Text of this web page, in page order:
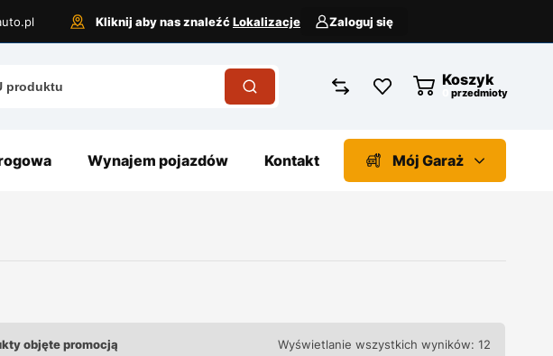
Kliknij aby nas znaleźćLokalizacje Zaloguj się
Koszyk
przedmioty
Wynajem pojazdów Kontakt Mój Garaż
objęte promocją Wyświetlanie wszystkich wyników: 12